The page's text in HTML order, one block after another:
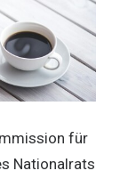
für
Nationalrats